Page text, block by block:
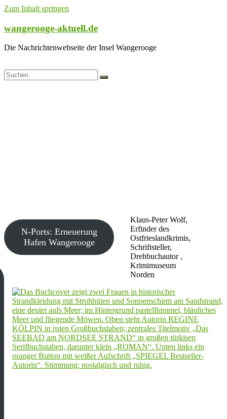
Zum Inhalt springen
wangerooge-aktuell.de
Die Nachrichtenwebseite der Insel Wangerooge
Klaus-Peter Wolf,
Erfinder des
Ostfrieslandkrimis,
Schriftsteller,
Drehbuchautor ,
Krimimuseum
Norden
N-Ports: Erneuerung
Hafen Wangerooge